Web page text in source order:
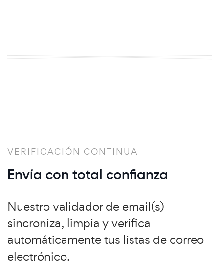
VERIFICACIÓN CONTINUA
Envía con total confianza
Nuestro validador de email(s)
sincroniza, limpia y verifica
automáticamente tus listas de correo
electrónico.